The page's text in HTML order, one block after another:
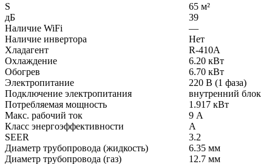
S
65 м²
дБ
39
Наличие WiFi
—
Наличие инвертора
Нет
Хладагент
R-410A
Охлаждение
6.20 кВт
Обогрев
6.70 кВт
Электропитание
220 В (1 фаза)
Подключение электропитания
внутренний блок
Потребляемая мощность
1.917 кВт
Макс. рабочий ток
9 А
Класс энергоэффективности
A
SEER
3.2
Диаметр трубопровода (жидкость)
6.35 мм
Диаметр трубопровода (газ)
12.7 мм